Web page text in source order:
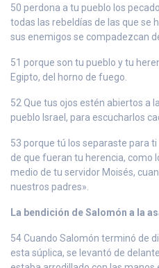
50 perdona a tu pueblo los
todas las rebeldías de las que se
sus enemigos se compadezcan
51 porque son tu pueblo y tu
Egipto, del horno de fuego.
52 Que tus ojos estén abiertos a
pueblo Israel, para escucharlos
53 porque tú los separaste para
de que fueran tu herencia, como
medio de tu servidor Moisés,
nuestros padres».
La bendición de Salomón a la
54 Cuando Salomón terminó de
esta súplica, se levantó de